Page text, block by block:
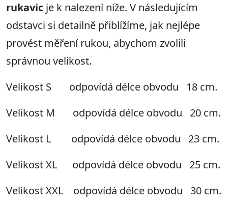
rukavic je k nalezení níže. V následujícím
odstavci si detailně přiblížíme, jak nejlépe
provést měření rukou, abychom zvolili
správnou velikost.
Velikost S odpovídá délce obvodu 18 cm.
Velikost M odpovídá délce obvodu 20 cm.
Velikost L odpovídá délce obvodu 23 cm.
Velikost XL odpovídá délce obvodu 25 cm.
Velikost XXL odpovídá délce obvodu 30 cm.